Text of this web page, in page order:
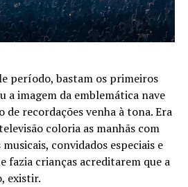
período, bastam os primeiros
a imagem da emblemática nave
de recordações venha à tona. Era
coloria as manhãs com
convidados especiais e
fazia crianças acreditarem que a
existir.